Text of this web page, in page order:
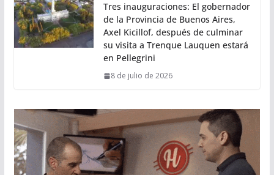
Tres inauguraciones: El gobernador
de la Provincia de Buenos Aires,
Axel Kicillof, después de culminar
su visita a Trenque Lauquen estará
en Pellegrini
8 de julio de 2026